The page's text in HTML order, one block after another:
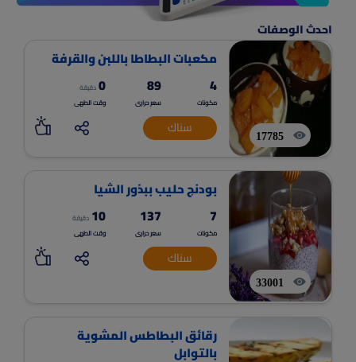
احدث الوصفات
17785
مكعبات البطاطا باللبن والقرفة
4
مكونات
89
سعر حرارى
0 دقيقة
وقت الطهى
سناك
33001
بودنج حليب ببذور الشيا
7
مكونات
137
سعر حرارى
10 دقيقة
وقت الطهى
سناك
رقائق البطاطس المشوية
بالتوابل